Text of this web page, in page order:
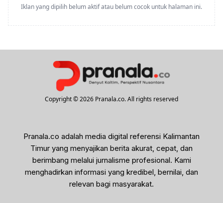
Iklan yang dipilih belum aktif atau belum cocok untuk halaman ini.
Copyright © 2026 Pranala.co. All rights reserved
Pranala.co adalah media digital referensi Kalimantan
Timur yang menyajikan berita akurat, cepat, dan
berimbang melalui jurnalisme profesional. Kami
menghadirkan informasi yang kredibel, bernilai, dan
relevan bagi masyarakat.